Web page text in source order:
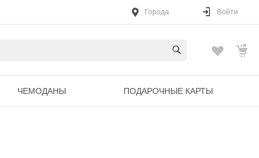
Города Войти
ЧЕМОДАНЫ ПОДАРОЧНЫЕ КАРТЫ